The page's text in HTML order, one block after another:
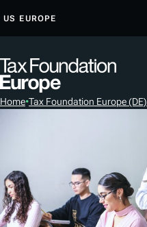
N
H
S
P
R
US EUROPE
Home•Tax Foundation Europe (DE)